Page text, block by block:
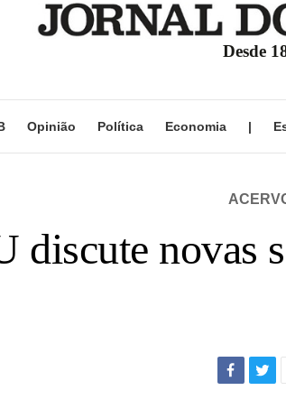
Desde
Opinião Política Economia |
discute novas